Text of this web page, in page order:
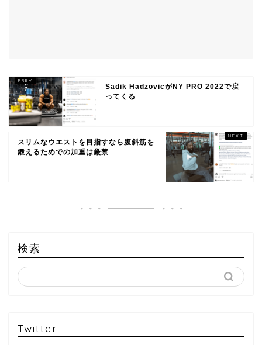
Sadik HadzovicがNY PRO 2022で戻
ってくる
スリムなウエストを目指すなら腹斜筋を
鍛えるためでの加重は厳禁
検索
Twitter